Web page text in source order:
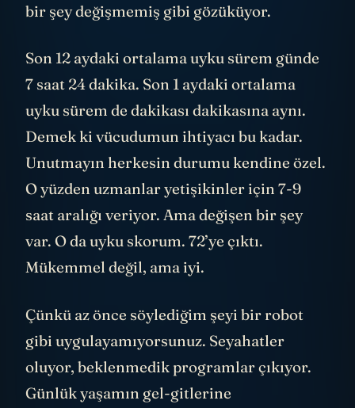
bir şey değişmemiş gibi gözüküyor.
Son 12 aydaki ortalama uyku sürem günde
7 saat 24 dakika. Son 1 aydaki ortalama
uyku sürem de dakikası dakikasına aynı.
Demek ki vücudumun ihtiyacı bu kadar.
Unutmayın herkesin durumu kendine özel.
O yüzden uzmanlar yetişikinler için 7-9
saat aralığı veriyor. Ama değişen bir şey
var. O da uyku skorum. 72’ye çıktı.
Mükemmel değil, ama iyi.
Çünkü az önce söylediğim şeyi bir robot
gibi uygulayamıyorsunuz. Seyahatler
oluyor, beklenmedik programlar çıkıyor.
Günlük yaşamın gel-gitlerine